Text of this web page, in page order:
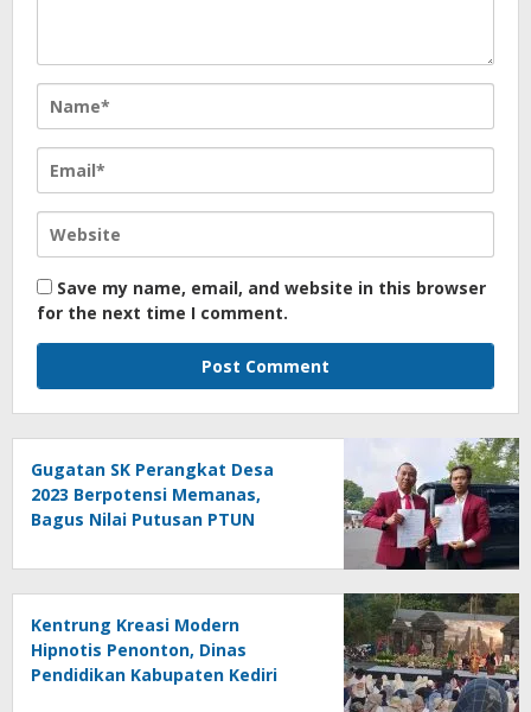
Save my name, email, and website in this browser
for the next time I comment.
Gugatan SK Perangkat Desa
2023 Berpotensi Memanas,
Bagus Nilai Putusan PTUN
Kentrung Kreasi Modern
Hipnotis Penonton, Dinas
Pendidikan Kabupaten Kediri